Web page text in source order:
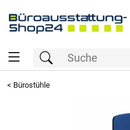
< Bürostühle